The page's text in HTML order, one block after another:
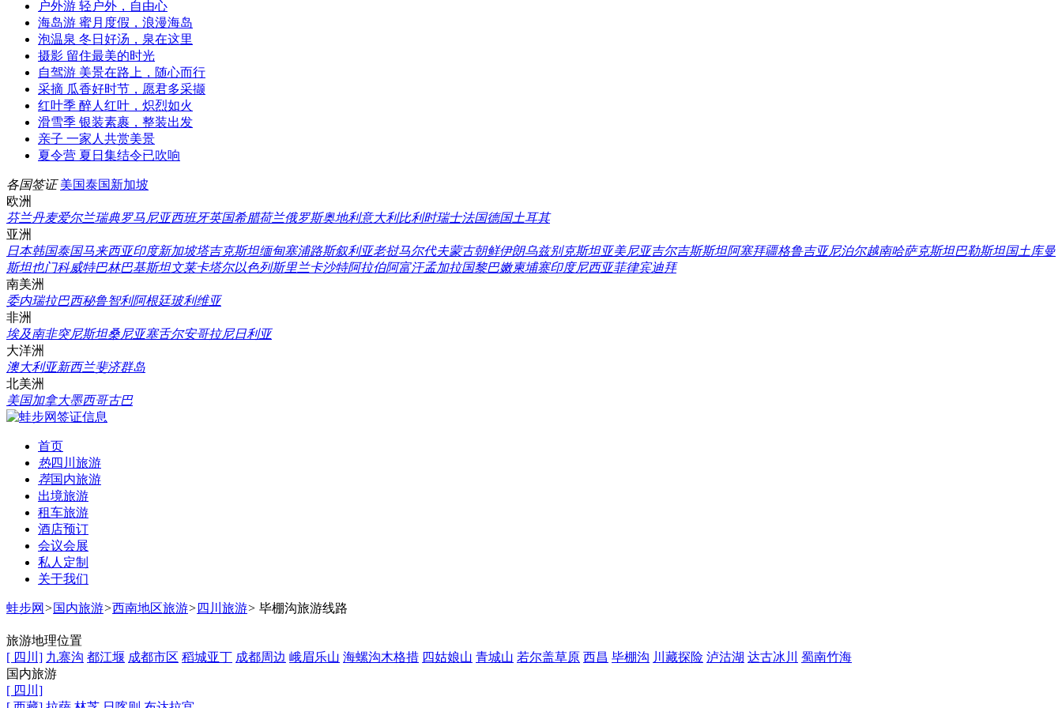
户外游 轻户外，自由心
海岛游 蜜月度假，浪漫海岛
泡温泉 冬日好汤，泉在这里
摄影 留住最美的时光
自驾游 美景在路上，随心而行
采摘 瓜香好时节，愿君多采撷
红叶季 醉人红叶，炽烈如火
滑雪季 银装素裹，整装出发
亲子 一家人共赏美景
夏令营 夏日集结令已吹响
各国签证 美国泰国新加坡
欧洲
芬兰丹麦爱尔兰瑞典罗马尼亚西班牙英国希腊荷兰俄罗斯奥地利意大利比利时瑞士法国德国土耳其
亚洲
日本韩国泰国马来西亚印度新加坡塔吉克斯坦缅甸塞浦路斯叙利亚老挝马尔代夫蒙古朝鲜伊朗乌兹别克斯坦亚美尼亚吉尔吉斯斯坦阿塞拜疆格鲁吉亚尼泊尔越南哈萨克斯坦巴勒斯坦国土库曼
斯坦也门科威特巴林巴基斯坦文莱卡塔尔以色列斯里兰卡沙特阿拉伯阿富汗孟加拉国黎巴嫩柬埔寨印度尼西亚菲律宾迪拜
南美洲
委内瑞拉巴西秘鲁智利阿根廷玻利维亚
非洲
埃及南非突尼斯坦桑尼亚塞舌尔安哥拉尼日利亚
大洋洲
澳大利亚新西兰斐济群岛
北美洲
美国加拿大墨西哥古巴
首页
热四川旅游
荐国内旅游
出境旅游
租车旅游
酒店预订
会议会展
私人定制
关于我们
蛙步网 >国内旅游>西南地区旅游> 四川旅游> 毕棚沟旅游线路
旅游地理位置
[ 四川] 九寨沟 都江堰 成都市区 稻城亚丁 成都周边 峨眉乐山 海螺沟木格措 四姑娘山 青城山 若尔盖草原 西昌 毕棚沟 川藏探险 泸沽湖 达古冰川
蜀南竹海
国内旅游
[ 四川]